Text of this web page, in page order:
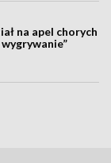
na apel chorych